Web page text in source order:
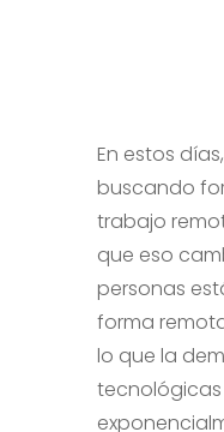
En estos
buscando
trabajo
que eso
personas
forma
lo que la